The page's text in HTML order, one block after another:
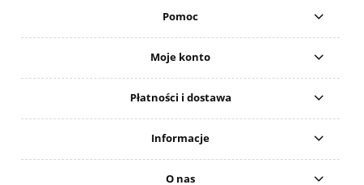
Pomoc
Moje konto
Płatności i dostawa
Informacje
O nas